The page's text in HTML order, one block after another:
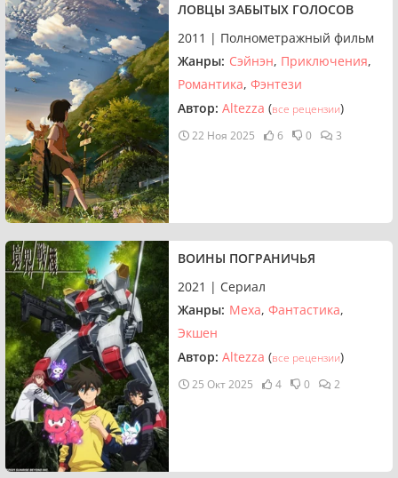
ЛОВЦЫ ЗАБЫТЫХ ГОЛОСОВ
2011 | Полнометражный фильм
Жанры: Сэйнэн Приключения
Романтика Фэнтези
Автор: Altezza (все рецензии)
22 Ноя 2025 6 0 3
ВОИНЫ ПОГРАНИЧЬЯ
2021 | Сериал
Жанры: Меха Фантастика
Экшен
Автор: Altezza (все рецензии)
25 Окт 2025 4 0 2